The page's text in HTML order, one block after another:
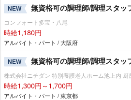
NEW 無資格可の調理師/調理スタッ
コンフォート多宝・八尾
時給1,180円
アルバイト・パート / 大阪府
NEW 無資格可の調理師/調理スタッ
株式会社ニチダン 特別養護老人ホーム池上内 厨
時給1,300円～1,700円
アルバイト・パート / 東京都